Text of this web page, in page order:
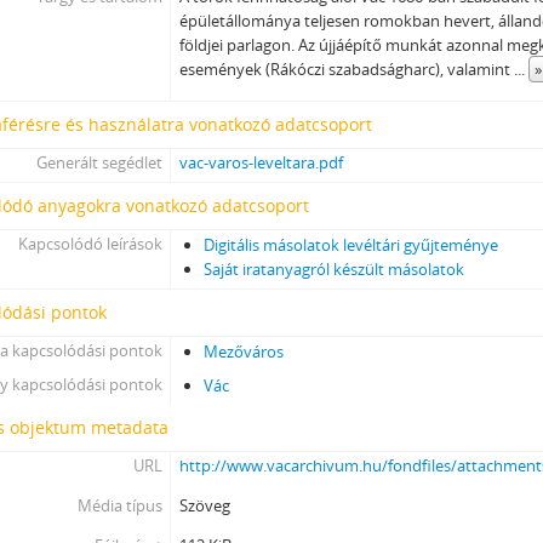
[Fond] 0104 - Vác város szabályrendeleteinek levéltári gyűjteménye,
[fondfőcsoport] VIII - TANINTÉZETEK, INTÉZMÉNYEK, 1773–2006
[fondfőcsoport] X - EGYESÜLETEK, (TÖMEG)SZERVEZETEK, PÁRTOK,
[fondfőcsoport] XII - EGYHÁZI SZERVEZETEK, INTÉZMÉNYEK, 1764 –1950
[fondfőcsoport] XIII - CSALÁDOK, 1821–2007
[fondfőcsoport] XIV - SZEMÉLYEK, 1800–2016
[fondfőcsoport] XV - GYŰJTEMÉNYEK, 1074–2016
[fondfőcsoport] XVII - NÉPHATALMI ÉS KÜLÖNLEGES FELADATOKRA
[fondfőcsoport] XXIII - TANÁCSOK, 1945–1990
[fondfőcsoport] XXIV - AZ ÁLLAMIGAZGATÁS TERÜLETI SZERVEI, 1952–1991
[fondfőcsoport] XXX - SZÖVETKEZETEK, 1949–2015
[fondfőcsoport] XXXVII - MEGYEI JOGÚ VÁROSI, VÁROSI ÉS KÖZSÉGI
épületállománya teljesen romokban hevert,
földjei parlagon. Az újjáépítő munkát azonnal
események (Rákóczi szabadságharc), valamint ... »
és használatra vonatkozó adatcsoport
Generált segédlet vac-varos-leveltara.pdf
anyagokra vonatkozó adatcsoport
Kapcsolódó leírások
Digitális másolatok levéltári gyűjteménye
Saját iratanyagról készült másolatok
pontok
kapcsolódási pontok
Mezőváros
kapcsolódási pontok
Vác
objektum metadata
URL
http://www.vacarchivum.hu/fondfiles/
Média típus
Szöveg